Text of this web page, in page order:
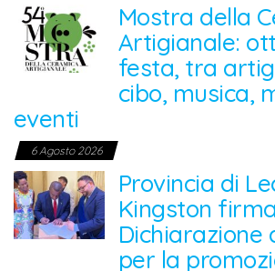
Mostra della
Artigianale:
festa, tra
cibo, musica,
eventi
6 Agosto 2026
Provincia di
Kingston
Dichiarazione
per la